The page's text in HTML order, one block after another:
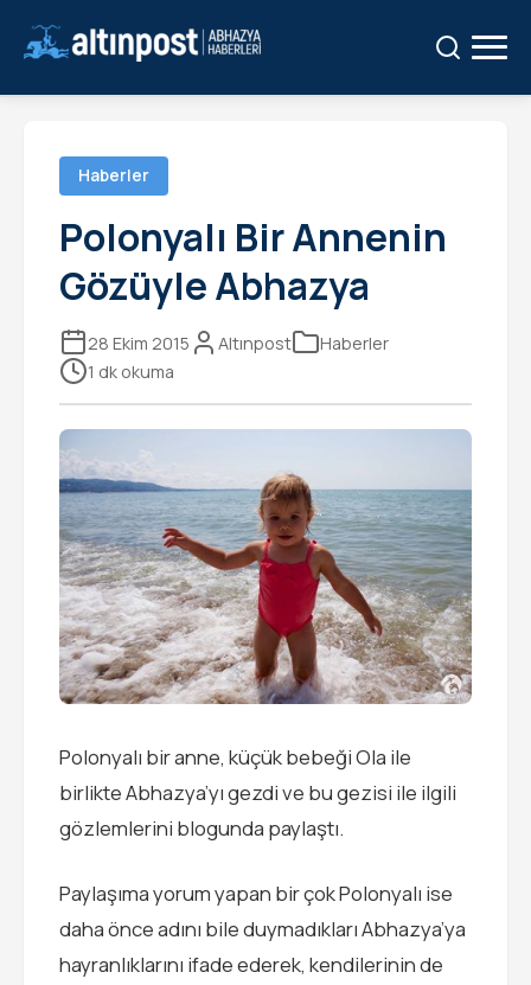
Haberler
Polonyalı Bir Annenin
Gözüyle Abhazya
28 Ekim 2015 Altınpost
Haberler
1 dk okuma
Polonyalı bir anne, küçük bebeği Ola ile
birlikte Abhazya’yı gezdi ve bu gezisi ile ilgili
gözlemlerini blogunda paylaştı.
Paylaşıma yorum yapan bir çok Polonyalı ise
daha önce adını bile duymadıkları Abhazya’ya
hayranlıklarını ifade ederek, kendilerinin de